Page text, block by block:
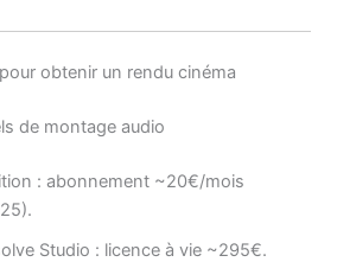
obtenir un rendu cinéma
de montage audio
: abonnement ~20€/mois
Studio : licence à vie ~295€.